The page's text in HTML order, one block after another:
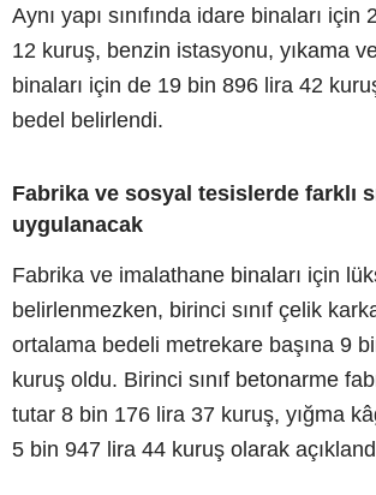
Aynı yapı sınıfında idare binaları
12 kuruş, benzin istasyonu, yıkama
binaları için de 19 bin 896 lira 42
bedel belirlendi.
Fabrika ve sosyal tesislerde farklı
uygulanacak
Fabrika ve imalathane binaları için
belirlenmezken, birinci sınıf çelik
ortalama bedeli metrekare başına 9
kuruş oldu. Birinci sınıf betonarme
tutar 8 bin 176 lira 37 kuruş, yığma
5 bin 947 lira 44 kuruş olarak